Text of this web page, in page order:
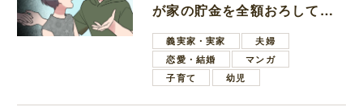
が家の貯金を全額おろしてほ
しいと言ってきた
義実家・実家
夫婦
恋愛・結婚
マンガ
子育て
幼児